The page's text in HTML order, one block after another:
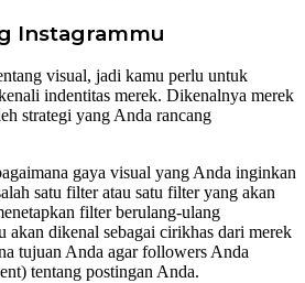
Instagrammu
visual, jadi kamu perlu untuk
indentitas merek. Dikenalnya merek
strategi yang Anda rancang
gaya visual yang Anda inginkan
satu filter atau satu filter yang akan
filter berulang-ulang
akan dikenal sebagai cirikhas dari merek
tujuan Anda agar followers Anda
tentang postingan Anda.